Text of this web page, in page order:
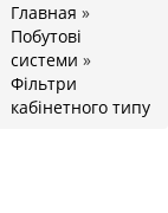
Главная »
Побутові
системи »
Фільтри
кабінетного типу